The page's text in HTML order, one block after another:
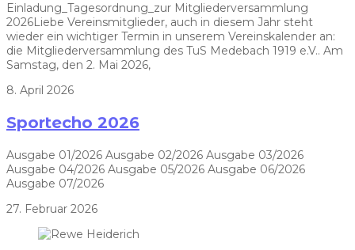
Einladung_Tagesordnung_zur Mitgliederversammlung
2026Liebe Vereinsmitglieder, auch in diesem Jahr steht
wieder ein wichtiger Termin in unserem Vereinskalender an:
die Mitgliederversammlung des TuS Medebach 1919 e.V.. Am
Samstag, den 2. Mai 2026,
8. April 2026
Sportecho 2026
Ausgabe 01/2026 Ausgabe 02/2026 Ausgabe 03/2026
Ausgabe 04/2026 Ausgabe 05/2026 Ausgabe 06/2026
Ausgabe 07/2026
27. Februar 2026